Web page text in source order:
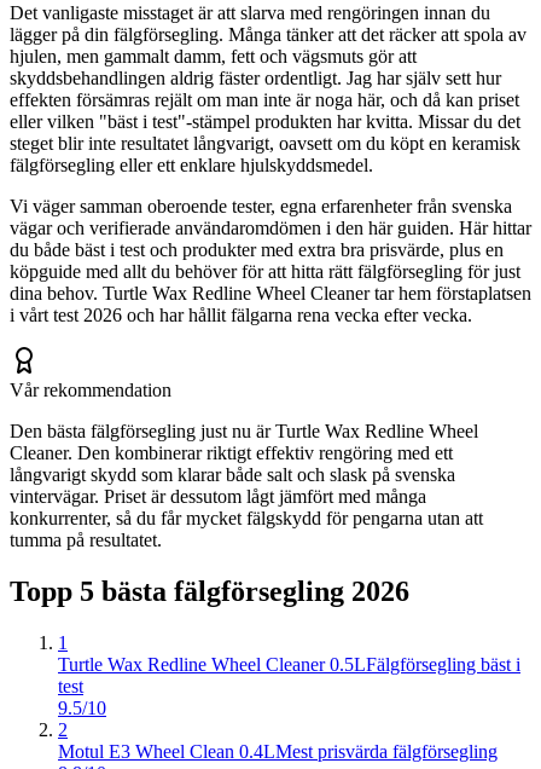
Det vanligaste misstaget är att slarva med rengöringen innan du
lägger på din fälgförsegling. Många tänker att det räcker att spola av
hjulen, men gammalt damm, fett och vägsmuts gör att
skyddsbehandlingen aldrig fäster ordentligt. Jag har själv sett hur
effekten försämras rejält om man inte är noga här, och då kan priset
eller vilken "bäst i test"-stämpel produkten har kvitta. Missar du det
steget blir inte resultatet långvarigt, oavsett om du köpt en keramisk
fälgförsegling eller ett enklare hjulskyddsmedel.
Vi väger samman oberoende tester, egna erfarenheter från svenska
vägar och verifierade användaromdömen i den här guiden. Här hittar
du både bäst i test och produkter med extra bra prisvärde, plus en
köpguide med allt du behöver för att hitta rätt fälgförsegling för just
dina behov. Turtle Wax Redline Wheel Cleaner tar hem förstaplatsen
i vårt test 2026 och har hållit fälgarna rena vecka efter vecka.
Vår rekommendation
Den bästa fälgförsegling just nu är Turtle Wax Redline Wheel
Cleaner. Den kombinerar riktigt effektiv rengöring med ett
långvarigt skydd som klarar både salt och slask på svenska
vintervägar. Priset är dessutom lågt jämfört med många
konkurrenter, så du får mycket fälgskydd för pengarna utan att
tumma på resultatet.
Topp 5 bästa fälgförsegling 2026
1
Turtle Wax Redline Wheel Cleaner 0.5LFälgförsegling bäst i
test
9.5/10
2
Motul E3 Wheel Clean 0.4LMest prisvärda fälgförsegling